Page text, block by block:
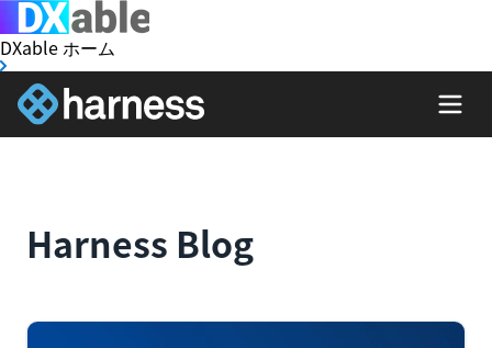
DXable ホーム
Harness Blog